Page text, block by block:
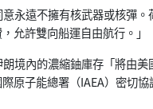
永遠不擁有核武器或核彈。
允許雙向船運自由航行。」
境內的濃縮鈾庫存「將由
原子能總署（IAEA）密切